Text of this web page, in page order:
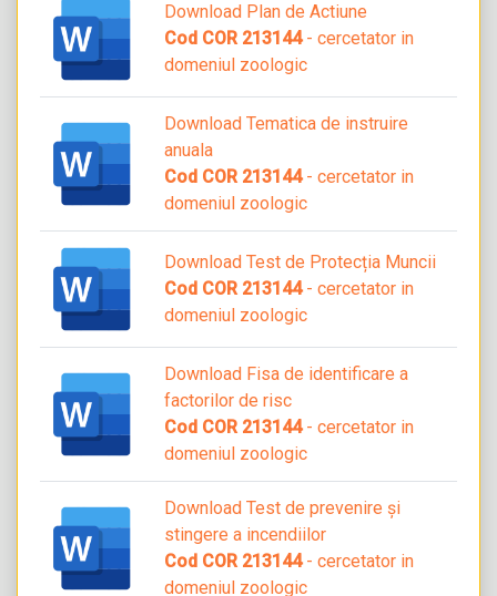
Download Plan de Actiune
Cod COR 213144- cercetator in
domeniul zoologic
Download Tematica de instruire
anuala
Cod COR 213144- cercetator in
domeniul zoologic
Download Test de Protecția Muncii
Cod COR 213144- cercetator in
domeniul zoologic
Download Fisa de identificare a
factorilor de risc
Cod COR 213144- cercetator in
domeniul zoologic
Download Test de prevenire și
stingere a incendiilor
Cod COR 213144- cercetator in
domeniul zoologic